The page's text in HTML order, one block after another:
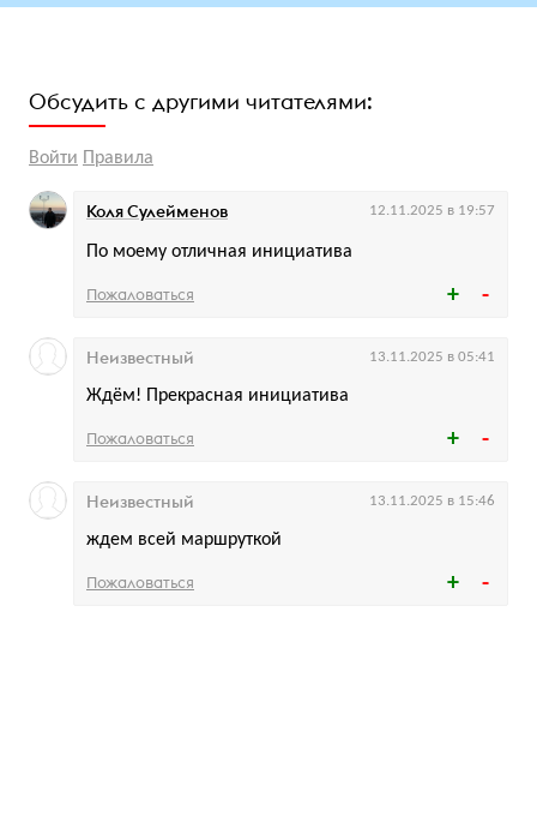
Обсудить с другими читателями:
Войти Правила
По моему отличная инициатива
Коля Сулейменов 12.11.2025 в 19:57
Пожаловаться
Ждём! Прекрасная инициатива
Неизвестный 13.11.2025 в 05:41
Пожаловаться
ждем всей маршруткой
Неизвестный 13.11.2025 в 15:46
Пожаловаться